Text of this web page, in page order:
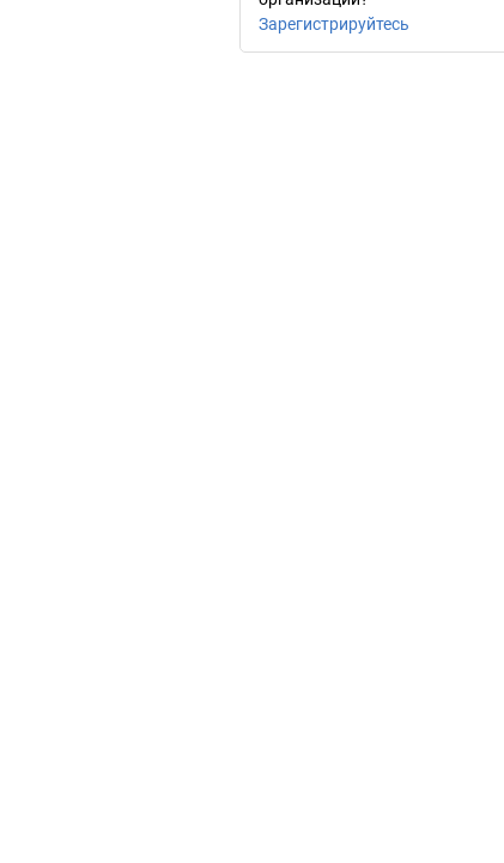
Зарегистрируйтесь